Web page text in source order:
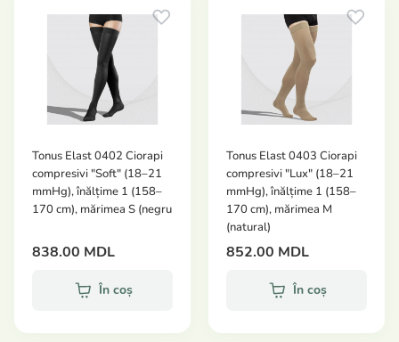
prevenirea afecțiunilor venoase în cazul
predispoziției ereditare;
prevenirea varicelor în grupurile de risc: persoane
care stau mult timp în picioare sau așezate,
persoane supraponderale, femei însărcinate, în
activităților sportive.
Produsele medicale compresive Clasa II de
compresie (23–32 mmHg) sunt recomandate
tratamentul varicelor membrelor inferioare fără
tratamentul tromboflebitei acute și al trombozei
Tonus Elast 0402 Ciorapi
compresivi "Soft" (18–21
mmHg), înălțime 1 (158–
170 cm), mărimea S (negru
838.00 MDL
În coș
Tonus Elast 0403 Ciorapi
compresivi "Lux" (18–21
mmHg), înălțime 1 (158–
170 cm), mărimea M
(natural)
852.00 MDL
În coș